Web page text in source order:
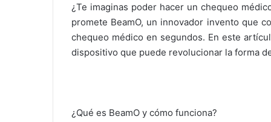
¿Te imaginas poder hacer un chequeo
promete BeamO, un innovador invento que
chequeo médico en segundos. En este
dispositivo que puede revolucionar la forma
¿Qué es BeamO y cómo funciona?